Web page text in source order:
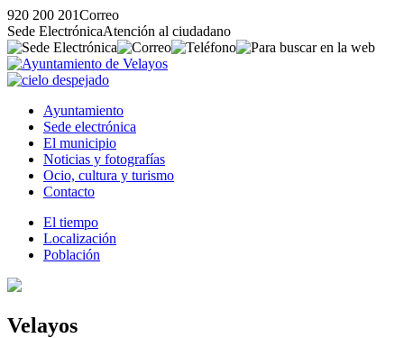
920 200 201Correo
Sede ElectrónicaAtención al ciudadano
Ayuntamiento
Sede electrónica
El municipio
Noticias y fotografías
Ocio, cultura y turismo
Contacto
El tiempo
Localización
Población
Velayos